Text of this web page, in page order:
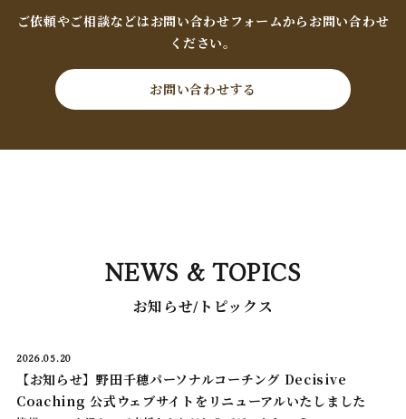
ご依頼やご相談などはお問い合わせフォームからお問い合わせ
ください。
お問い合わせする
NEWS & TOPICS
お知らせ/トピックス
2026.05.20
【お知らせ】野田千穂パーソナルコーチング Decisive
Coaching 公式ウェブサイトをリニューアルいたしました